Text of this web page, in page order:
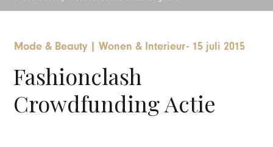
Mode & Beauty | Wonen & Interieur- 15 juli 2015
Fashionclash
Crowdfunding Actie